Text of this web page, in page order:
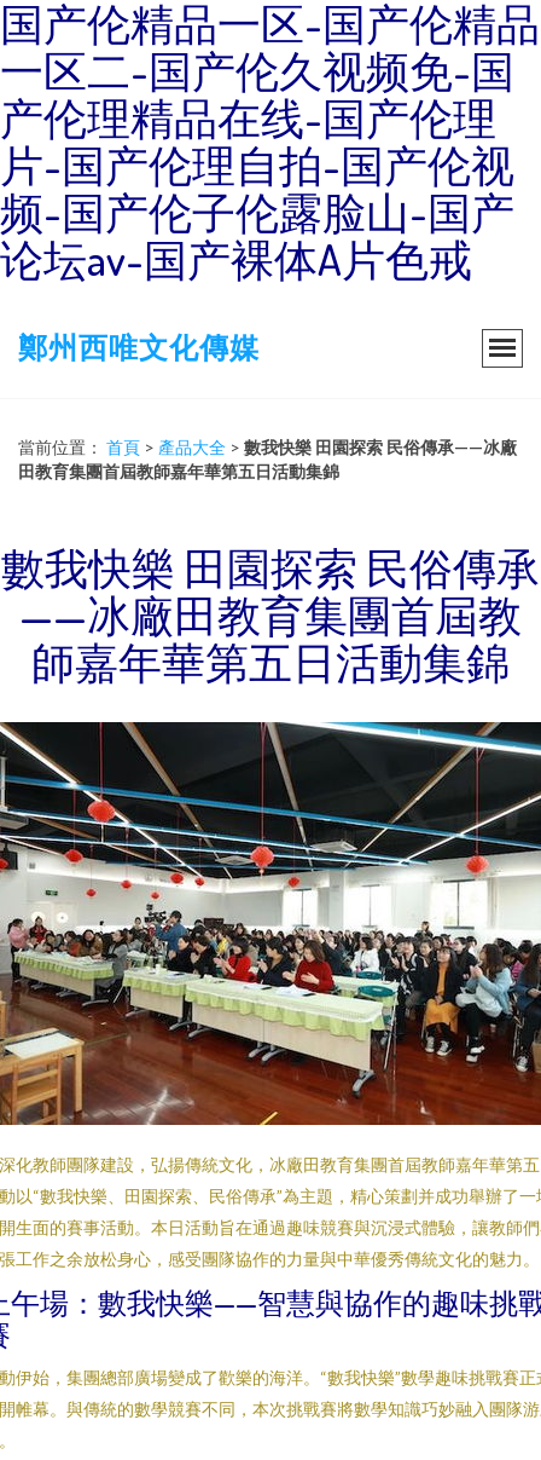
国产伦精品一区-国产伦精品
一区二-国产伦久视频免-国
产伦理精品在线-国产伦理
片-国产伦理自拍-国产伦视
频-国产伦子伦露脸山-国产
论坛av-国产裸体A片色戒
鄭州西唯文化傳媒
當前位置： 首頁 > 產品大全 > 數我快樂 田園探索 民俗傳承——冰廠
田教育集團首屆教師嘉年華第五日活動集錦
數我快樂 田園探索 民俗傳承
——冰廠田教育集團首屆教
師嘉年華第五日活動集錦
化教師團隊建設，弘揚傳統文化，冰廠田教育集團首屆教師嘉年華第
以“數我快樂、田園探索、民俗傳承”為主題，精心策劃并成功舉辦了一
生面的賽事活動。本日活動旨在通過趣味競賽與沉浸式體驗，讓教師
工作之余放松身心，感受團隊協作的力量與中華優秀傳統文化的魅力。
午場：數我快樂——智慧與協作的趣味挑
伊始，集團總部廣場變成了歡樂的海洋。“數我快樂”數學趣味挑戰賽正
帷幕。與傳統的數學競賽不同，本次挑戰賽將數學知識巧妙融入團隊